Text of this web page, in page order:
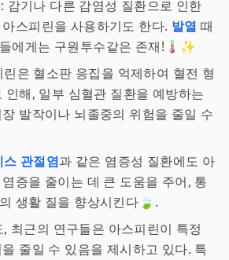
: 감기나 다른 감염성 질환으로 인한
스피린을 사용하기도 한다. 발열 때
에게는 구원투수같은 존재!🌡️✨
린은 혈소판 응집을 억제하여 혈전 형
인해, 일부 심혈관 질환을 예방하는
발작이나 뇌졸중의 위험을 줄일 수
스 관절염과 같은 염증성 질환에도 아
증을 줄이는 데 큰 도움을 주어, 통
생활 질을 향상시킨다🍃.
최근의 연구들은 아스피린이 특정
줄일 수 있음을 제시하고 있다. 특